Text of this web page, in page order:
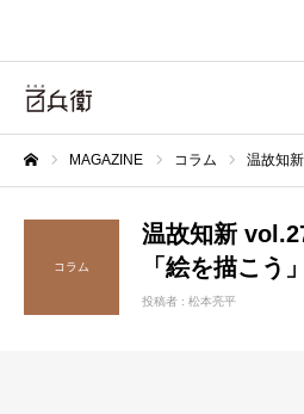
MAGAZINE コラム 温故知
コラム
温故知新
「絵を描こう」
投稿者 : 松本亮平